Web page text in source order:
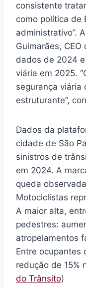
consistente
como política de
administrativo”.
Guimarães, CEO
dados de 2024
viária em 2025.
segurança viária
estruturante”,
Dados da
cidade de São
sinistros de
em 2024. A
queda
Motociclistas
A maior alta,
pedestres:
atropelamentos
Entre ocupantes
redução de 15%
do Trânsito)